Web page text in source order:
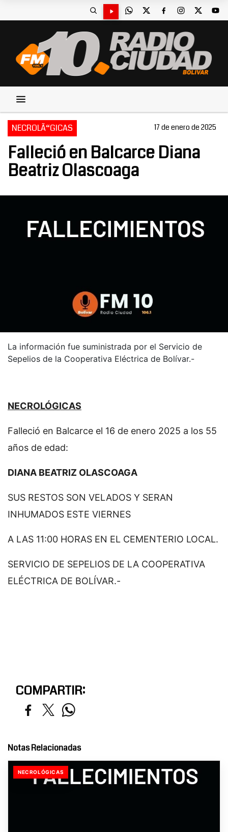
NECROLÃ“GICAS 17 de enero de 2025
Falleció en Balcarce Diana
Beatriz Olascoaga
La información fue suministrada por el Servicio de
Sepelios de la Cooperativa Eléctrica de Bolívar.-
NECROLÓGICAS
Falleció en Balcarce el 16 de enero 2025 a los 55
años de edad:
DIANA BEATRIZ OLASCOAGA
SUS RESTOS SON VELADOS Y SERAN
INHUMADOS ESTE VIERNES
A LAS 11:00 HORAS EN EL CEMENTERIO LOCAL.
SERVICIO DE SEPELIOS DE LA COOPERATIVA
ELÉCTRICA DE BOLÍVAR.-
COMPARTIR:
Notas Relacionadas
NECROLÓGICAS